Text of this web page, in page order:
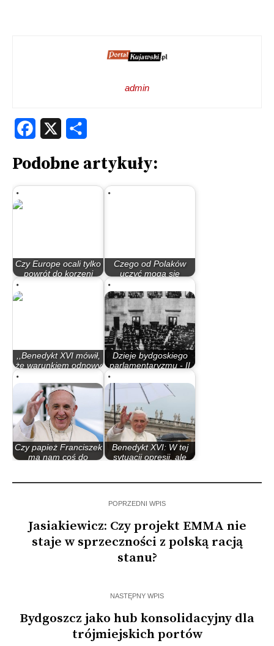
admin
Facebook
Podobne artykuły:
Czy Europe ocali tylko
powrót do korzeni
Czego od Polaków
uczyć mogą się
narody europejskie?
,,Benedykt XVI mówił,
że warunkiem odnowy
Dzieje bydgoskiego
parlamentaryzmu - II
Czy papież Franciszek
ma nam coś do
Benedykt XVI: W tej
sytuacji opresji, ale
POPRZEDNI WPIS
Jasiakiewicz: Czy projekt EMMA nie
staje w sprzeczności z polską racją
stanu?
NASTĘPNY WPIS
Bydgoszcz jako hub konsolidacyjny dla
trójmiejskich portów